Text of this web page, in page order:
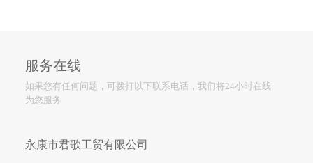
服务在线
如果您有任何问题，可拨打以下联系电话，我们将24小时在线
为您服务
永康市君歌工贸有限公司